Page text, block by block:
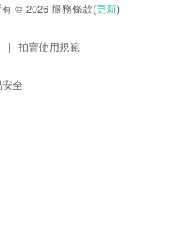
© 2026 服務條款(更新)
| 拍賣使用規範
全